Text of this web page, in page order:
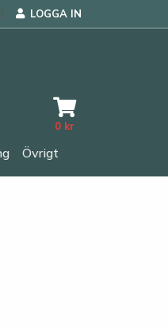
LOGGA IN
0 kr
Övrigt